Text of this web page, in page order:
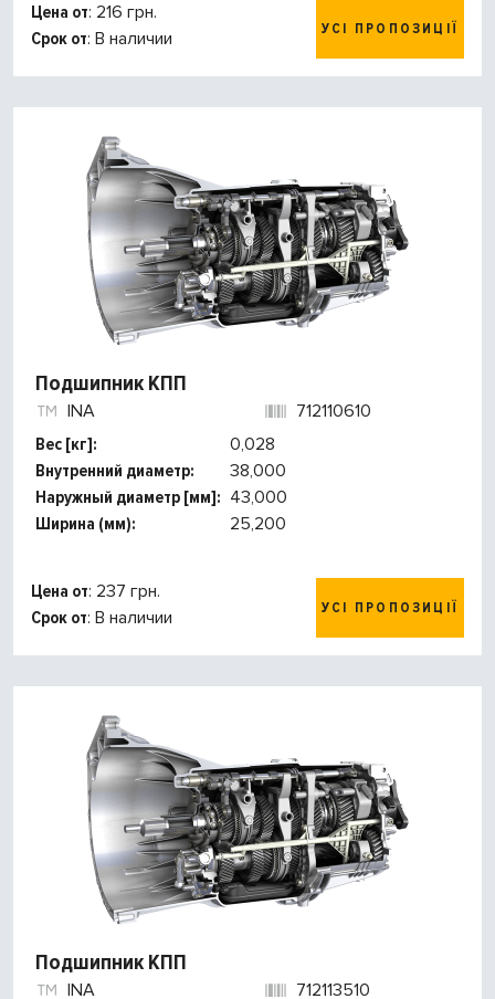
Цена от: 216 грн.
Срок от: В наличии УСІ ПРОПОЗИЦІЇ
Подшипник КПП
INA
712110610
Вес [кг]:
0,028
Внутренний диаметр:
38,000
Наружный диаметр [мм]: 43,000
Ширина (мм):
25,200
Цена от: 237 грн.
Срок от: В наличии УСІ ПРОПОЗИЦІЇ
Подшипник КПП
INA 712113510